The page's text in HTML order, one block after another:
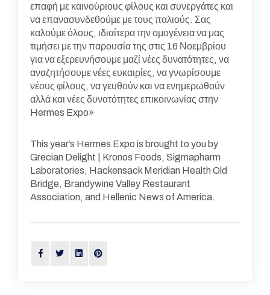
επαφή με καινούριους φίλους και συνεργάτες και
να επανασυνδεθούμε με τους παλιούς. Σας
καλούμε όλους, ιδιαίτερα την ομογένεια να μας
τιμήσει με την παρουσία της στις 16 Νοεμβρίου
για να εξερευνήσουμε μαζί νέες δυνατότητες, να
αναζητήσουμε νέες ευκαιρίες, να γνωρίσουμε
νέους φίλους, να γευθούν και να ενημερωθούν
αλλά και νέες δυνατότητες επικοινωνίας στην
Hermes Expo»
This year’s Hermes Expo is brought to you by
Grecian Delight | Kronos Foods, Sigmapharm
Laboratories, Hackensack Meridian Health Old
Bridge, Brandywine Valley Restaurant
Association, and Hellenic News of America.